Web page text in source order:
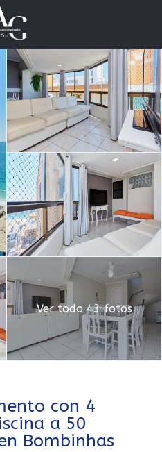
Ver todo 43 fotos
con 4
a 50
Bombinhas